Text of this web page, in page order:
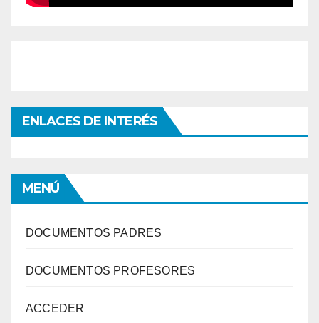
ENLACES DE INTERÉS
MENÚ
DOCUMENTOS PADRES
DOCUMENTOS PROFESORES
ACCEDER